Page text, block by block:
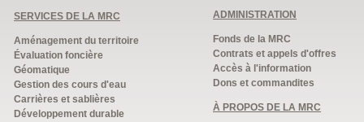
SERVICES DE LA MRC
Aménagement du territoire
Évaluation foncière
Géomatique
Gestion des cours d'eau
Carrières et sablières
Développement durable
ADMINISTRATION
Fonds de la MRC
Contrats et appels d'offres
Accès à l'information
Dons et commandites
À PROPOS DE LA MRC